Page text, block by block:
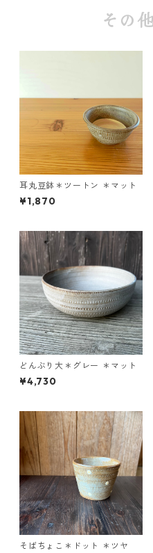
その
耳丸豆鉢＊ツートン ＊マット
¥1,870
どんぶり大＊グレー ＊マット
¥4,730
そばちょこ＊ドット ＊ツヤ